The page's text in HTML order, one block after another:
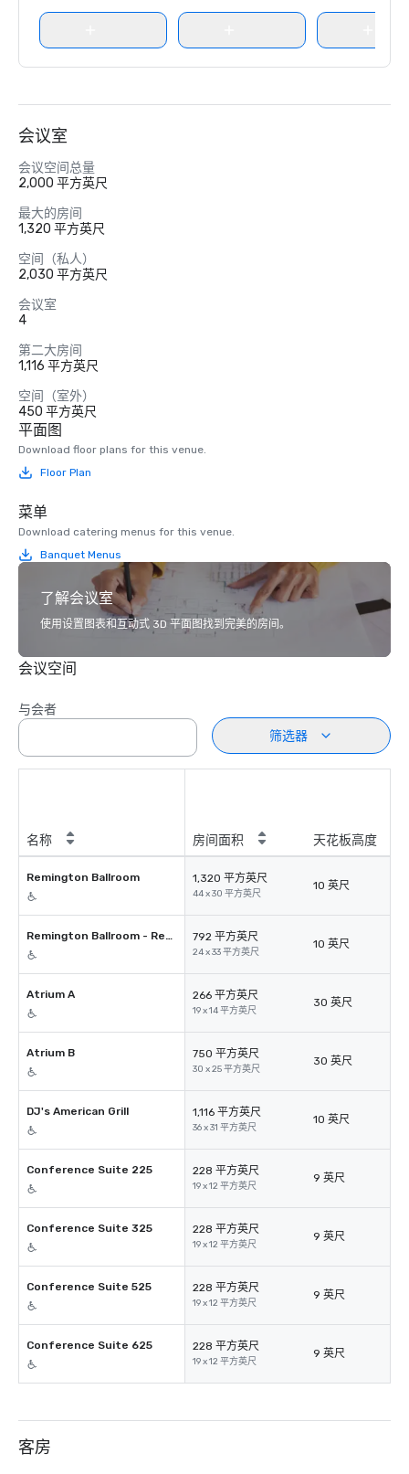
会议室
会议空间总量
2,000 平方英尺
最大的房间
1,320 平方英尺
空间（私人）
2,030 平方英尺
会议室
4
第二大房间
1,116 平方英尺
空间（室外）
450 平方英尺
平面图
Download floor plans for this venue.
Floor Plan
菜单
Download catering menus for this venue.
Banquet Menus
了解会议室
使用设置图表和互动式 3D 平面图找到完美的房间。
会议空间
与会者
筛选器
名称 房间面积 天花板高度
Remington Ballroom 1,320 平方英尺
44 x 30 平方英尺
10 英尺
Remington Ballroom - Remington A 792 平方英尺
24 x 33 平方英尺
10 英尺
Atrium A 266 平方英尺
19 x 14 平方英尺
30 英尺
Atrium B 750 平方英尺
30 x 25 平方英尺
30 英尺
DJ's American Grill 1,116 平方英尺
36 x 31 平方英尺
10 英尺
Conference Suite 225 228 平方英尺
19 x 12 平方英尺
9 英尺
Conference Suite 325 228 平方英尺
19 x 12 平方英尺
9 英尺
Conference Suite 525 228 平方英尺
19 x 12 平方英尺
9 英尺
Conference Suite 625 228 平方英尺
19 x 12 平方英尺
9 英尺
客房